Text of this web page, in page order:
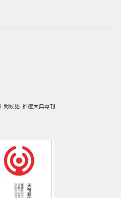
問候語 推選大典專刊